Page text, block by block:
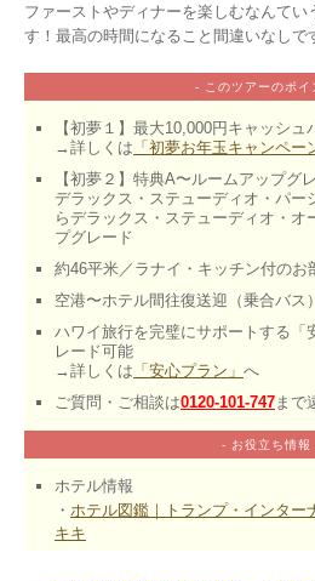
ファーストやディナーを楽しむなんてい
- このツアーのポイ
【初夢１】最大10,000円キャッシュ
→詳しくは 「初夢お年玉キャンペー
【初夢２】特典A〜ルームアップグ
デラックス・ステューディオ・パー
らデラックス・ステューディオ・オ
プグレード
約46平米／ラナイ・キッチン付のお
空港〜ホテル間往復送迎（乗合バス）
ハワイ旅行を完璧にサポートする「
レード可能
→詳しくは 「安心プラン」 へ
ご質問・ご相談は0120-101-747 まで
- お役立ち情報
ホテル情報
・ ホテル図鑑｜トランプ・インター
キキ